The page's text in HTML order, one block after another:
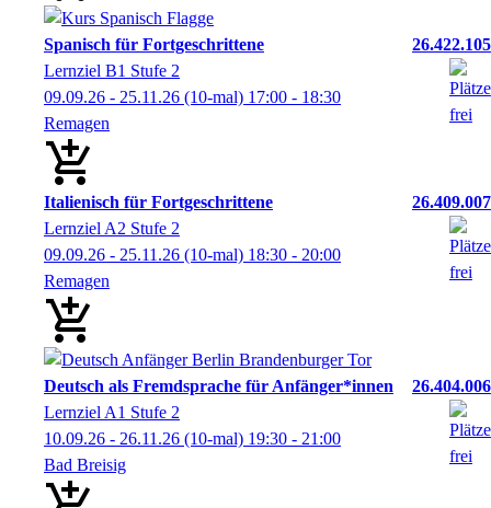
Spanisch für Fortgeschrittene
26.422.105
Lernziel B1 Stufe 2
09.09.26 - 25.11.26 (10-mal) 17:00 - 18:30
Remagen
Italienisch für Fortgeschrittene
26.409.007
Lernziel A2 Stufe 2
09.09.26 - 25.11.26 (10-mal) 18:30 - 20:00
Remagen
Deutsch als Fremdsprache für Anfänger*innen
26.404.006
Lernziel A1 Stufe 2
10.09.26 - 26.11.26 (10-mal) 19:30 - 21:00
Bad Breisig